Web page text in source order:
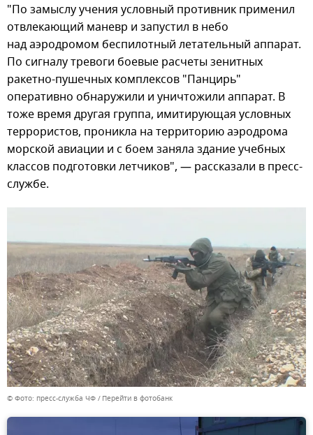
"По замыслу учения условный противник применил
отвлекающий маневр и запустил в небо
над аэродромом беспилотный летательный аппарат.
По сигналу тревоги боевые расчеты зенитных
ракетно-пушечных комплексов "Панцирь"
оперативно обнаружили и уничтожили аппарат. В
тоже время другая группа, имитирующая условных
террористов, проникла на территорию аэродрома
морской авиации и с боем заняла здание учебных
классов подготовки летчиков", — рассказали в пресс-
службе.
© Фото: пресс-служба ЧФ Перейти в фотобанк